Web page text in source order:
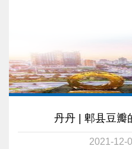
丹丹 | 郫县豆瓣
2021-12-